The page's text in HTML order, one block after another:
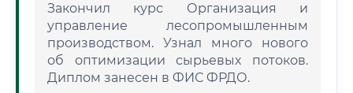
Закончил курс Организация и
управление лесопромышленным
производством. Узнал много нового
об оптимизации сырьевых потоков.
Диплом занесен в ФИС ФРДО.